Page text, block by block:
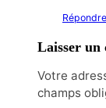
Répondre
Laisser un
Votre
champs